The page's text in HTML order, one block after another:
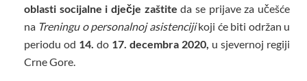
oblasti socijalne i dječje zaštite da se prijave za učešće
na Treningu o personalnoj asistencijikoji će biti održan u
periodu od 14. do 17. decembra 2020, u sjevernoj regiji
Crne Gore.